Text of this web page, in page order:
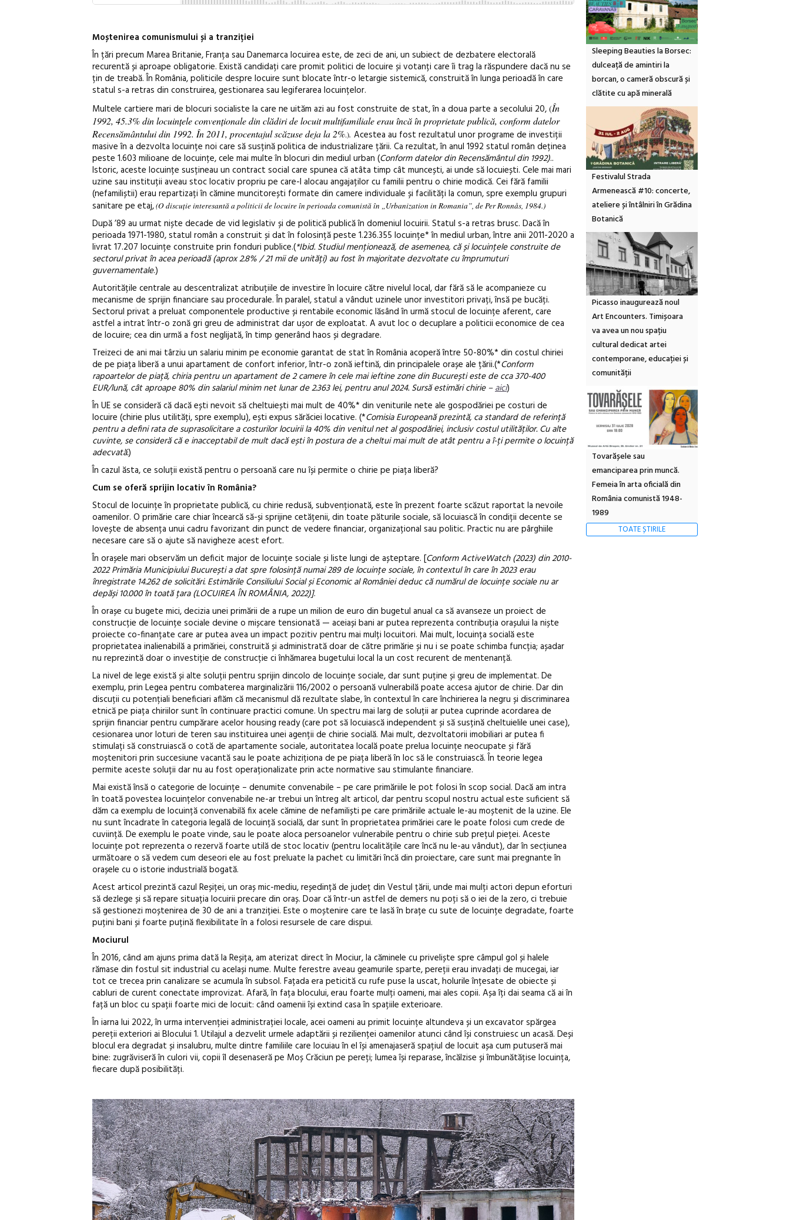
Moștenirea comunismului și a tranziției
În țări precum Marea Britanie, Franța sau Danemarca locuirea este, de zeci de ani, un subiect de dezbatere electorală
recurentă și aproape obligatorie. Există candidați care promit politici de locuire și votanți care îi trag la răspundere dacă nu se
țin de treabă. În România, politicile despre locuire sunt blocate într-o letargie sistemică, construită în lunga perioadă în care
statul s-a retras din construirea, gestionarea sau legiferarea locuințelor.
Multele cartiere mari de blocuri socialiste la care ne uităm azi au fost construite de stat, în a doua parte a secolului 20, (În
1992, 45.3% din locuințele convenționale din clădiri de locuit multifamiliale erau încă în proprietate publică, conform datelor
Recensământului din 1992. În 2011, procentajul scăzuse deja la 2%.). Acestea au fost rezultatul unor programe de investiții
masive în a dezvolta locuințe noi care să susțină politica de industrializare țării. Ca rezultat, în anul 1992 statul român deținea
peste 1.603 milioane de locuințe, cele mai multe în blocuri din mediul urban (Conform datelor din Recensământul din 1992)..
Istoric, aceste locuințe susțineau un contract social care spunea că atâta timp cât muncești, ai unde să locuiești. Cele mai mari
uzine sau instituții aveau stoc locativ propriu pe care-l alocau angajaților cu familii pentru o chirie modică. Cei fără familii
(nefamiliștii) erau repartizați în cămine muncitorești formate din camere individuale și facilități la comun, spre exemplu grupuri
sanitare pe etaj,(O discuție interesantă a politicii de locuire în perioada comunistă în „Urbanization in Romania”, de Per Ronnås, 1984.)
După ’89 au urmat niște decade de vid legislativ și de politică publică în domeniul locuirii. Statul s-a retras brusc. Dacă în
perioada 1971-1980, statul român a construit și dat în folosință peste 1.236.355 locuințe* în mediul urban, între anii 2011-2020 a
livrat 17.207 locuințe construite prin fonduri publice.(*Ibid. Studiul menționează, de asemenea, că și locuințele construite de
sectorul privat în acea perioadă (aprox 2.8% / 21 mii de unități) au fost în majoritate dezvoltate cu împrumuturi
guvernamentale.)
Autoritățile centrale au descentralizat atribuțiile de investire în locuire către nivelul local, dar fără să le acompanieze cu
mecanisme de sprijin financiare sau procedurale. În paralel, statul a vândut uzinele unor investitori privați, însă pe bucăți.
Sectorul privat a preluat componentele productive și rentabile economic lăsând în urmă stocul de locuințe aferent, care
astfel a intrat într-o zonă gri greu de administrat dar ușor de exploatat. A avut loc o decuplare a politicii economice de cea
de locuire; cea din urmă a fost neglijată, în timp generând haos și degradare.
Treizeci de ani mai târziu un salariu minim pe economie garantat de stat în România acoperă între 50-80%* din costul chiriei
de pe piața liberă a unui apartament de confort inferior, într-o zonă ieftină, din principalele orașe ale țării.(*Conform
rapoartelor de piață, chiria pentru un apartament de 2 camere în cele mai ieftine zone din București este de cca 370-400
EUR/lună, cât aproape 80% din salariul minim net lunar de 2.363 lei, pentru anul 2024. Sursă estimări chirie –aici)
În UE se consideră că dacă ești nevoit să cheltuiești mai mult de 40%* din veniturile nete ale gospodăriei pe costuri de
locuire (chirie plus utilități, spre exemplu), ești expus sărăciei locative. (*Comisia Europeană prezintă, ca standard de referință
pentru a defini rata de suprasolicitare a costurilor locuirii la 40% din venitul net al gospodăriei, inclusiv costul utilităților. Cu alte
cuvinte, se consideră că e inacceptabil de mult dacă ești în postura de a cheltui mai mult de atât pentru a î-ți permite o locuință
adecvată.)
În cazul ăsta, ce soluții există pentru o persoană care nu își permite o chirie pe piața liberă?
Cum se oferă sprijin locativ în România?
Stocul de locuințe în proprietate publică, cu chirie redusă, subvenționată, este în prezent foarte scăzut raportat la nevoile
oamenilor. O primărie care chiar încearcă să-și sprijine cetățenii, din toate păturile sociale, să locuiască în condiții decente se
lovește de absența unui cadru favorizant din punct de vedere financiar, organizațional sau politic. Practic nu are pârghiile
necesare care să o ajute să navigheze acest efort.
În orașele mari observăm un deficit major de locuințe sociale și liste lungi de așteptare. [Conform ActiveWatch (2023) din 2010-
2022 Primăria Municipiului București a dat spre folosință numai 289 de locuințe sociale, în contextul în care în 2023 erau
înregistrate 14.262 de solicitări. Estimările Consiliului Social și Economic al României deduc că numărul de locuințe sociale nu ar
depăși 10.000 în toată țara (LOCUIREA ÎN ROMÂNIA, 2022)].
În orașe cu bugete mici, decizia unei primării de a rupe un milion de euro din bugetul anual ca să avanseze un proiect de
construcție de locuințe sociale devine o mișcare tensionată — aceiași bani ar putea reprezenta contribuția orașului la niște
proiecte co-finanțate care ar putea avea un impact pozitiv pentru mai mulți locuitori. Mai mult, locuința socială este
proprietatea inalienabilă a primăriei, construită și administrată doar de către primărie și nu i se poate schimba funcția; așadar
nu reprezintă doar o investiție de construcție ci înhămarea bugetului local la un cost recurent de mentenanță.
La nivel de lege există și alte soluții pentru sprijin dincolo de locuințe sociale, dar sunt puține și greu de implementat. De
exemplu, prin Legea pentru combaterea marginalizării 116/2002 o persoană vulnerabilă poate accesa ajutor de chirie. Dar din
discuții cu potențiali beneficiari aflăm că mecanismul dă rezultate slabe, în contextul în care închirierea la negru și discriminarea
etnică pe piața chiriilor sunt în continuare practici comune. Un spectru mai larg de soluții ar putea cuprinde acordarea de
sprijin financiar pentru cumpărare acelor housing ready (care pot să locuiască independent și să susțină cheltuielile unei case),
cesionarea unor loturi de teren sau instituirea unei agenții de chirie socială. Mai mult, dezvoltatorii imobiliari ar putea fi
stimulați să construiască o cotă de apartamente sociale, autoritatea locală poate prelua locuințe neocupate și fără
moștenitori prin succesiune vacantă sau le poate achiziționa de pe piața liberă în loc să le construiască. În teorie legea
permite aceste soluții dar nu au fost operaționalizate prin acte normative sau stimulante financiare.
Mai există însă o categorie de locuințe – denumite convenabile – pe care primăriile le pot folosi în scop social. Dacă am intra
în toată povestea locuințelor convenabile ne-ar trebui un întreg alt articol, dar pentru scopul nostru actual este suficient să
dăm ca exemplu de locuință convenabilă fix acele cămine de nefamiliști pe care primăriile actuale le-au moștenit de la uzine. Ele
nu sunt încadrate în categoria legală de locuință socială, dar sunt în proprietatea primăriei care le poate folosi cum crede de
cuviință. De exemplu le poate vinde, sau le poate aloca persoanelor vulnerabile pentru o chirie sub prețul pieței. Aceste
locuințe pot reprezenta o rezervă foarte utilă de stoc locativ (pentru localitățile care încă nu le-au vândut), dar în secțiunea
următoare o să vedem cum deseori ele au fost preluate la pachet cu limitări încă din proiectare, care sunt mai pregnante în
orașele cu o istorie industrială bogată.
Acest articol prezintă cazul Reșiței, un oraș mic-mediu, reședință de județ din Vestul țării, unde mai mulți actori depun eforturi
să dezlege și să repare situația locuirii precare din oraș. Doar că într-un astfel de demers nu poți să o iei de la zero, ci trebuie
să gestionezi moștenirea de 30 de ani a tranziției. Este o moștenire care te lasă în brațe cu sute de locuințe degradate, foarte
puțini bani și foarte puțină flexibilitate în a folosi resursele de care dispui.
Mociurul
În 2016, când am ajuns prima dată la Reșița, am aterizat direct în Mociur, la căminele cu priveliște spre câmpul gol și halele
rămase din fostul sit industrial cu același nume. Multe ferestre aveau geamurile sparte, pereții erau invadați de mucegai, iar
tot ce trecea prin canalizare se acumula în subsol. Fațada era peticită cu rufe puse la uscat, holurile înțesate de obiecte și
cabluri de curent conectate improvizat. Afară, în fața blocului, erau foarte mulți oameni, mai ales copii. Așa îți dai seama că ai în
față un bloc cu spații foarte mici de locuit: când oamenii își extind casa în spațiile exterioare.
În iarna lui 2022, în urma intervenției administrației locale, acei oameni au primit locuințe altundeva și un excavator spărgea
pereții exteriori ai Blocului 1. Utilajul a dezvelit urmele adaptării și rezilienței oamenilor atunci când își construiesc un acasă. Deși
blocul era degradat și insalubru, multe dintre familiile care locuiau în el își amenajaseră spațiul de locuit așa cum putuseră mai
bine: zugrăviseră în culori vii, copii îl desenaseră pe Moș Crăciun pe pereți; lumea își reparase, încălzise și îmbunătățise locuința,
fiecare după posibilități.
Sleeping Beauties la Borsec:
dulceață de amintiri la
borcan, o cameră obscură și
clătite cu apă minerală
Festivalul Strada
Armenească #10: concerte,
ateliere și întâlniri în Grădina
Botanică
Picasso inaugurează noul
Art Encounters. Timișoara
va avea un nou spațiu
cultural dedicat artei
contemporane, educației și
comunității
Tovarășele sau
emanciparea prin muncă.
Femeia în arta oficială din
România comunistă 1948-
1989
TOATE ȘTIRILE